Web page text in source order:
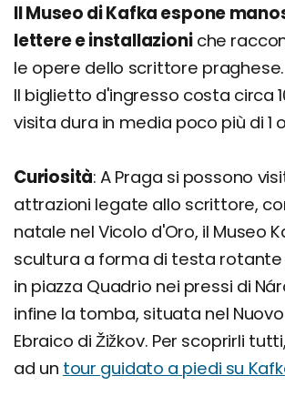
Il Museo di Kafka espone
lettere e installazioniche
le opere dello scrittore praghese.
Il biglietto d'ingresso costa circa
visita dura in media poco più di 1
Curiosità: A Praga si possono
attrazioni legate allo scrittore,
natale nel Vicolo d'Oro, il Museo
scultura a forma di testa rotante
in piazza Quadrio nei pressi di
infine la tomba, situata nel
Ebraico di Žižkov. Per scoprirli
ad un tour guidato a piedi su